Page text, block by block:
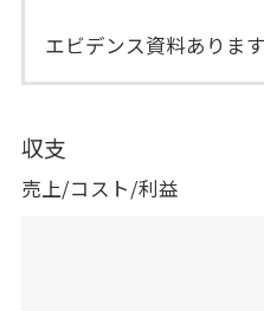
エビデンス資料ありま
収支
売上/コスト/利益